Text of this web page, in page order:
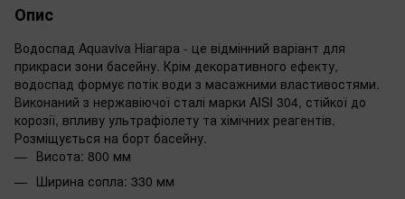
Опис
Водоспад Aquaviva Ніагара - це відмінний варіант для
прикраси зони басейну. Крім декоративного ефекту,
водоспад формує потік води з масажними властивостями.
Виконаний з нержавіючої сталі марки AISI 304, стійкої до
корозії, впливу ультрафіолету та хімічних реагентів.
Розміщується на борт басейну.
Висота: 800 мм
Ширина сопла: 330 мм